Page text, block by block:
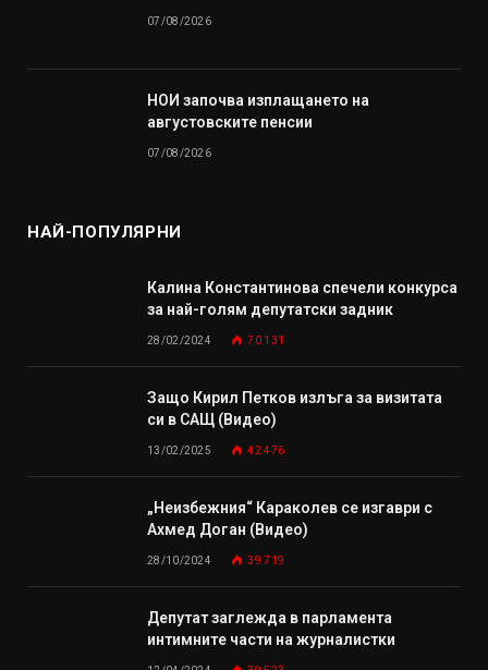
07/08/2026
НОИ започва изплащането на
августовските пенсии
07/08/2026
НАЙ-ПОПУЛЯРНИ
Калина Константинова спечели конкурса
за най-голям депутатски задник
28/02/2024 70 131
Защо Кирил Петков излъга за визитата
си в САЩ (Видео)
13/02/2025 42 476
„Неизбежния“ Караколев се изгаври с
Ахмед Доган (Видео)
28/10/2024 39 719
Депутат заглежда в парламента
интимните части на журналистки